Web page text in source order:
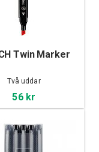
Twin Marker
Två uddar
56 kr